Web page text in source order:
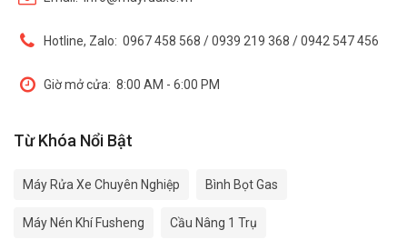
Hotline, Zalo: 0967 458 568 / 0939 219 368 / 0942 547 456
Giờ mở cửa: 8:00 AM - 6:00 PM
Từ Khóa Nổi Bật
Máy Rửa Xe Chuyên Nghiệp Bình Bọt Gas
Máy Nén Khí Fusheng Cầu Nâng 1 Trụ